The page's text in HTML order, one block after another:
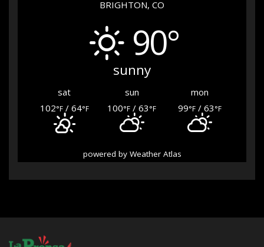
BRIGHTON, CO
90°
sunny
sat sun
mon
102°F/ 64°F 100°F / 63°F 99°F/ 63°F
powered by Weather Atlas